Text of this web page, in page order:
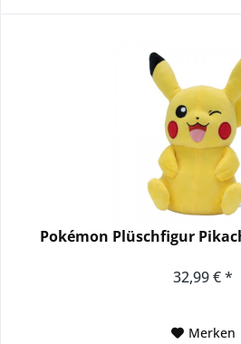
Pokémon Plüschfigur
32,99 € *
Merken